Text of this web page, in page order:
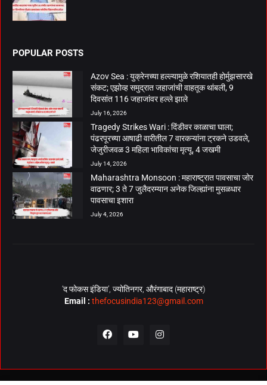
POPULAR POSTS
Azov Sea : युक्रेनच्या हल्ल्यामुळे रशियातही होर्मुझसारखे
संकट; एझोव्ह समुद्रात जहाजांची वाहतूक थांबली, 9
दिवसांत 116 जहाजांवर हल्ले झाले
July 16, 2026
Tragedy Strikes Wari : दिंडीवर काळाचा घाला;
पंढरपूरच्या आषाढी वारीतील 7 वारकऱ्यांना ट्रकने उडवले,
जेजुरीजवळ 3 महिला भाविकांचा मृत्यू, 4 जखमी
July 14, 2026
Maharashtra Monsoon : महाराष्ट्रात पावसाचा जोर
वाढणार; 3 ते 7 जुलैदरम्यान अनेक जिल्ह्यांना मुसळधार
पावसाचा इशारा
July 4, 2026
‘द फोकस इंडिया’, ज्योतिनगर, औरंगाबाद (महाराष्ट्र)
Email : thefocusindia123@gmail.com